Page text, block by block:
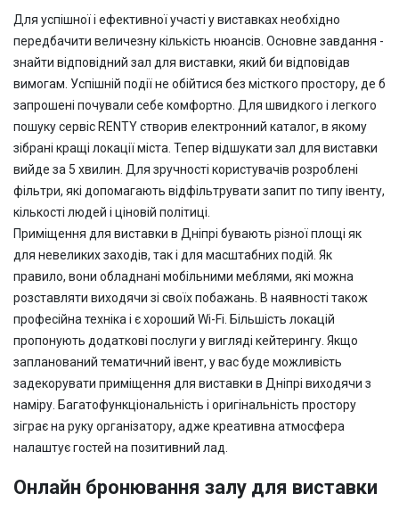
Для успішної і ефективної участі у виставках необхідно
передбачити величезну кількість нюансів. Основне завдання -
знайти відповідний зал для виставки, який би відповідав
вимогам. Успішній події не обійтися без місткого простору, де б
запрошені почували себе комфортно. Для швидкого і легкого
пошуку сервіс RENTY створив електронний каталог, в якому
зібрані кращі локації міста. Тепер відшукати зал для виставки
вийде за 5 хвилин. Для зручності користувачів розроблені
фільтри, які допомагають відфільтрувати запит по типу івенту,
кількості людей і ціновій політиці.
Приміщення для виставки в Дніпрі бувають різної площі як
для невеликих заходів, так і для масштабних подій. Як
правило, вони обладнані мобільними меблями, які можна
розставляти виходячи зі своїх побажань. В наявності також
професійна техніка і є хороший Wi-Fi. Більшість локацій
пропонують додаткові послуги у вигляді кейтерингу. Якщо
запланований тематичний івент, у вас буде можливість
задекорувати приміщення для виставки в Дніпрі виходячи з
наміру. Багатофункціональність і оригінальність простору
зіграє на руку організатору, адже креативна атмосфера
налаштує гостей на позитивний лад.
Онлайн бронювання залу для виставки